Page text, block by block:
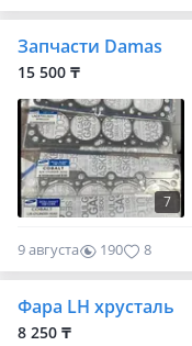
0
Запчасти Damas
15 500 ₸
7
9 августа 190 8
Фара LH хрусталь
8 250 ₸